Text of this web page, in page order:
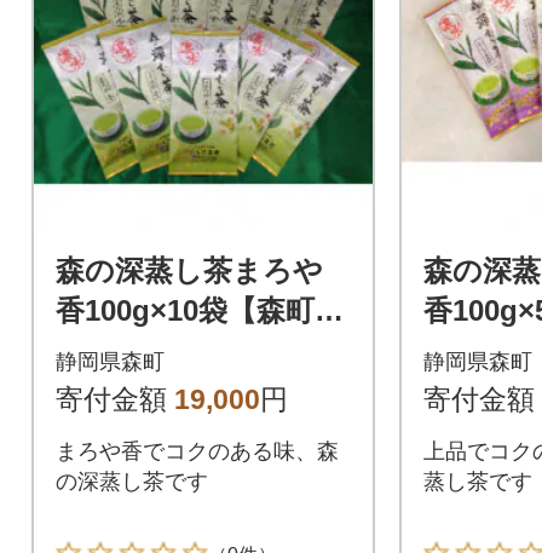
森の深蒸し茶まろや
香100g×10袋【森町S
F】
静岡県森町
寄付金額 19,000円
まろや香でコクのある味、森
の深蒸し茶です
森の深
香
F】
静岡県森町
寄付金額
上品でコク
蒸し茶です